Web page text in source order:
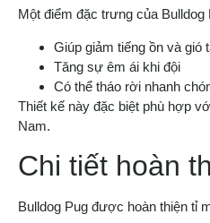
Một điểm đặc trưng của Bulldog
Giúp giảm tiếng ồn và gió
Tăng sự êm ái khi đội
Có thể tháo rời nhanh
Thiết kế này đặc biệt phù hợp
Nam.
Chi tiết hoàn
Bulldog Pug được hoàn thiện tỉ